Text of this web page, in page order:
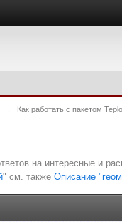
→ Как работать с пакетом
на интересные и
" см. такжеОписание